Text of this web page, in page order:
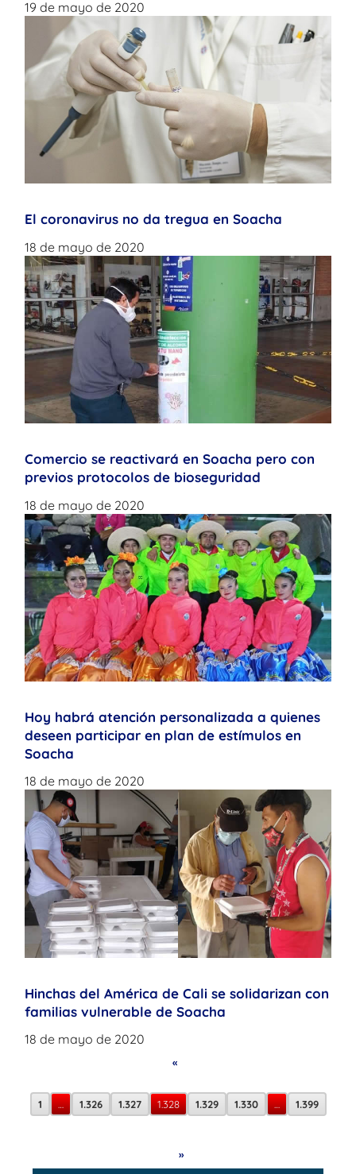
19 de mayo de 2020
El coronavirus no da tregua en Soacha
18 de mayo de 2020
Comercio se reactivará en Soacha pero con
previos protocolos de bioseguridad
18 de mayo de 2020
Hoy habrá atención personalizada a quienes
deseen participar en plan de estímulos en
Soacha
18 de mayo de 2020
Hinchas del América de Cali se solidarizan con
familias vulnerable de Soacha
18 de mayo de 2020
«
1 … 1.326 1.327 1.328 1.329 1.330 … 1.399
»